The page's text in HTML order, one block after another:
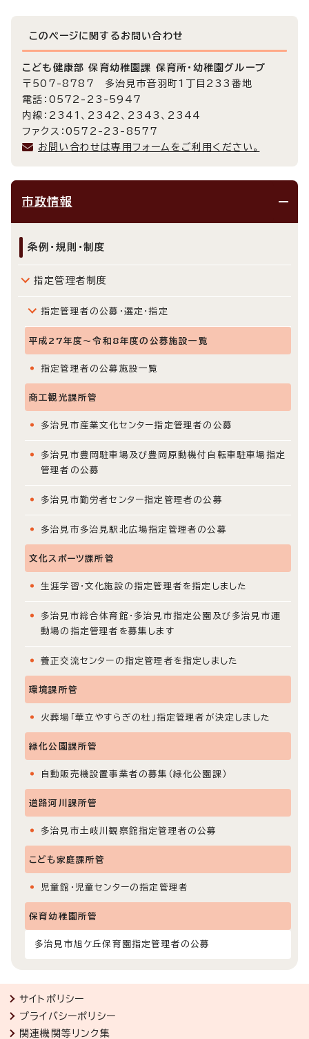
このページに関する お問い合わせ
こども健康部 保育幼稚園課 保育所・幼稚園グループ
〒507-8787 多治見市音羽町1丁目233番地
電話：0572-23-5947
内線：2341、2342、2343、2344
ファクス：0572-23-8577
お問い合わせは専用フォームをご利用ください。
市政情報
条例・規則・制度
指定管理者制度
指定管理者の公募・選定・指定
平成27年度～令和8年度の公募施設一覧
指定管理者の公募施設一覧
商工観光課所管
多治見市産業文化センター指定管理者の公募
多治見市豊岡駐車場及び豊岡原動機付自転車駐車場指定
管理者の公募
多治見市勤労者センター指定管理者の公募
多治見市多治見駅北広場指定管理者の公募
文化スポーツ課所管
生涯学習・文化施設の指定管理者を指定しました
多治見市総合体育館・多治見市指定公園及び多治見市運
動場の指定管理者を募集します
養正交流センターの指定管理者を指定しました
環境課所管
火葬場「華立やすらぎの杜」指定管理者が決定しました
緑化公園課所管
自動販売機設置事業者の募集（緑化公園課）
道路河川課所管
多治見市土岐川観察館指定管理者の公募
こども家庭課所管
児童館・児童センターの指定管理者
保育幼稚園所管
多治見市旭ケ丘保育園指定管理者の公募
サイトポリシー
プライバシーポリシー
関連機関等リンク集